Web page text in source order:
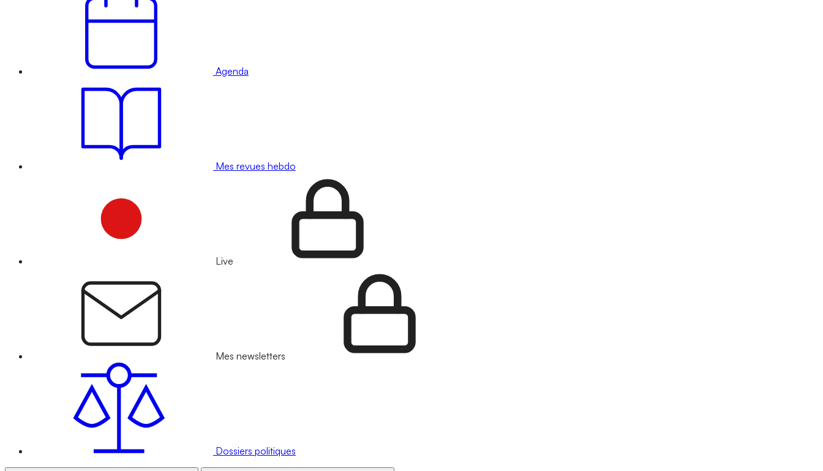
Agenda
Mes revues hebdo
Live
Mes newsletters
Dossiers politiques